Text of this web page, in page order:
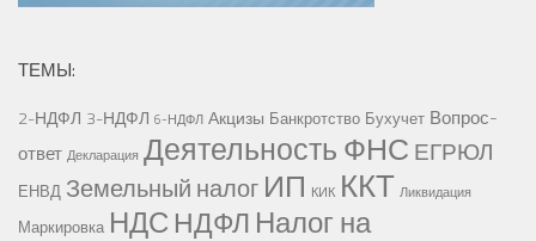
ТЕМЫ:
2-НДФЛ 3-НДФЛ 6-НДФЛ Акцизы Банкротство Бухучет Вопрос-
ответ Декларация Деятельность ФНС ЕГРЮЛ
ЕНВД Земельный налог ИП КИК ККТ Ликвидация
Маркировка НДС НДФЛ Налог на